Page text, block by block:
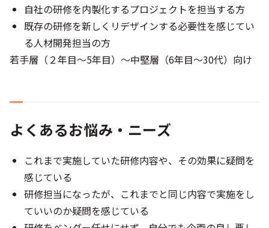
自社の研修を内製化するプロジェクトを担当する方
既存の研修を新しくリデザインする必要性を感じてい
る人材開発担当の方
若手層（２年目～5年目）～中堅層（6年目～30代）向け
よくあるお悩み・ニーズ
これまで実施していた研修内容や、その効果に疑問を
感じている
研修担当になったが、これまでと同じ内容で実施をし
ていいのか疑問を感じている